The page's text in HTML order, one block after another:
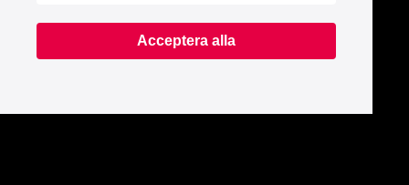
Acceptera alla